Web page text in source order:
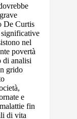
De Curtis
nel
povertà
di analisi
grido
e
fin
di vita